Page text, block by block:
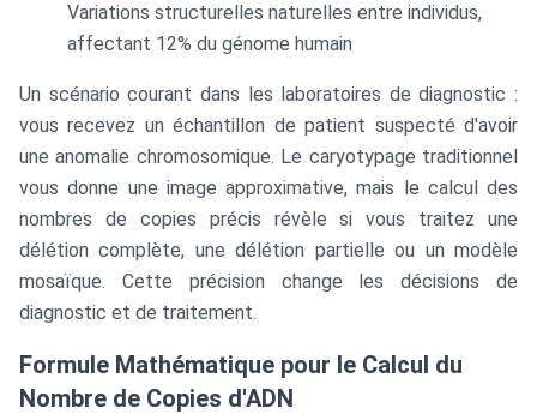
Variations structurelles naturelles entre individus,
affectant 12% du génome humain
Un scénario courant dans les laboratoires de diagnostic :
vous recevez un échantillon de patient suspecté d'avoir
une anomalie chromosomique. Le caryotypage traditionnel
vous donne une image approximative, mais le calcul des
nombres de copies précis révèle si vous traitez une
délétion complète, une délétion partielle ou un modèle
mosaïque. Cette précision change les décisions de
diagnostic et de traitement.
Formule Mathématique pour le Calcul du
Nombre de Copies d'ADN